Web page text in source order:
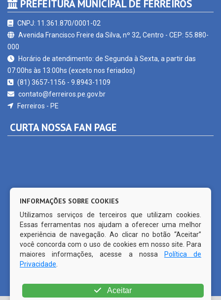
CNPJ: 11.361.870/0001-02
000
Horário de atendimento: de Segunda à Sexta, a partir das
contato@ferreiros.pe.gov.br
Ferreiros - PE
CURTA NOSSA FAN PAGE
© Copyright 2026 Prefeitura Municipal de Ferreiros | Todos os
INFORMAÇÕES SOBRE COOKIES
Utilizamos serviços de terceiros que utilizam cookies.
Essas ferramentas nos ajudam a oferecer uma melhor
experiência de navegação. Ao clicar no botão “Aceitar”
você concorda com o uso de cookies em nosso site. Para
maiores informações, acesse a nossa
Política de
Privacidade
Aceitar